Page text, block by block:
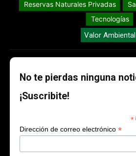
Reservas Naturales Privadas
Tecnologías
Valor Ambiental
No te pierdas ninguna
¡Suscribite!
*
Dirección de correo electrónico *